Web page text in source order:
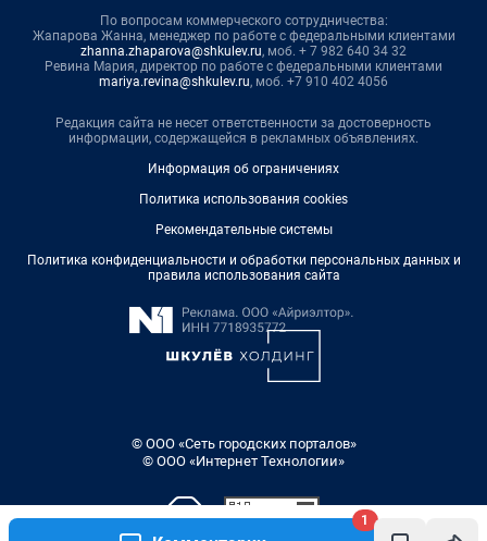
1
По вопросам коммерческого сотрудничества:
Жапарова Жанна, менеджер по работе с федеральными клиентами
zhanna.zhaparova@shkulev.ru, моб. + 7 982 640 34 32
Ревина Мария, директор по работе с федеральными клиентами
mariya.revina@shkulev.ru, моб. +7 910 402 4056
Редакция сайта не несет ответственности за достоверность
информации, содержащейся в рекламных объявлениях.
Информация об ограничениях
Политика использования cookies
Рекомендательные системы
Политика конфиденциальности и обработки персональных данных и
правила использования сайта
© ООО «Сеть городских порталов»
© ООО «Интернет Технологии»